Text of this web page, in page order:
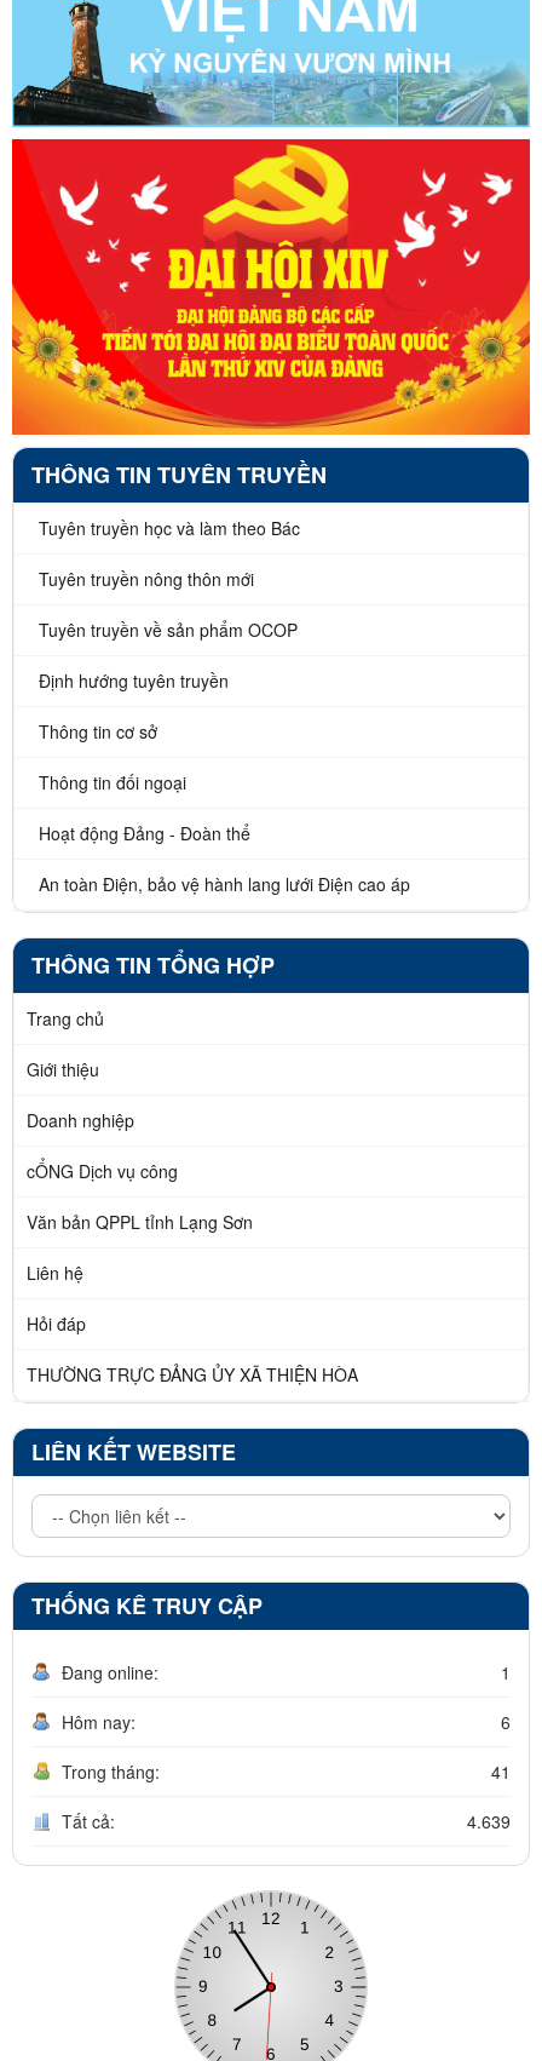
THÔNG TIN TUYÊN TRUYỀN
Tuyên truyền học và làm theo Bác
Tuyên truyền nông thôn mới
Tuyên truyền về sản phẩm OCOP
Định hướng tuyên truyền
Thông tin cơ sở
Thông tin đối ngoại
Hoạt động Đảng - Đoàn thể
An toàn Điện, bảo vệ hành lang lưới Điện cao áp
THÔNG TIN TỔNG HỢP
Trang chủ
Giới thiệu
Doanh nghiệp
cỔNG Dịch vụ công
Văn bản QPPL tỉnh Lạng Sơn
Liên hệ
Hỏi đáp
THƯỜNG TRỰC ĐẢNG ỦY XÃ THIỆN HÒA
LIÊN KẾT WEBSITE
THỐNG KÊ TRUY CẬP
Đang online: 1
Hôm nay: 6
Trong tháng: 41
Tất cả: 4.639